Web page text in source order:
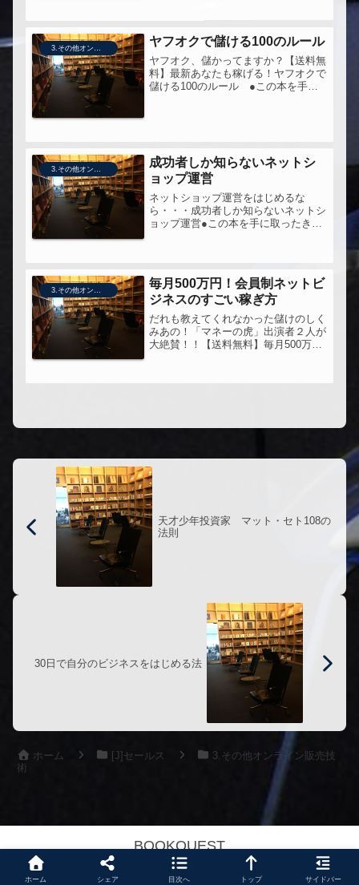
ヤフオクで儲ける100のルール
ヤフオク、儲かってますか？【送料無
料】最新あなたも稼げる！ヤフオクで
儲ける100のルール ●この本を手に
成功者しか知らないネットシ
ョップ運営
ネットショップ運営をはじめるな
ら・・・成功者しか知らないネットシ
ョップ運営●この本を手に取ったきっ
尊敬する金森さんと一緒にしゃ...
毎月500万円！会員制ネットビ
ジネスのすごい稼ぎ方
だれも教えてくれなかった儲けのしく
みあの！「マネーの虎」出演者２人が
大絶賛！！【送料無料】毎月500万
天才少年投資家 マット・セト108の
法則
30日で自分のビジネスをはじめる法
ホーム [J]セールス
3.その他オンライン販売技
術
BOOKQUEST
Copyright © 1988-2026 BOOKQUEST All Rights Reserved.
ホーム シェア 目次へ トップ サイドバー